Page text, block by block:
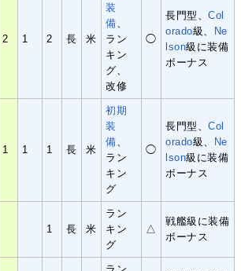
2 1 2 長 米
装
備
ラン
キン
グ、
改修
◯
長門型、Col
orado級、 Ne
lson級に装備
ボーナス
1 1 1 長 米
初期
装
備
ラン
キン
グ
◯
長門型、Col
orado級、 Ne
lson級に装備
ボーナス
1 長 米
ラン
キン
グ
△
戦艦級に装備
ボーナス